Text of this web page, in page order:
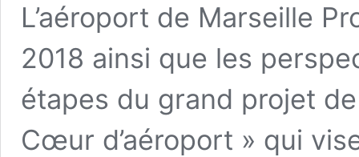
L’aéroport de Marseille
2018 ainsi que les
étapes du grand projet
Cœur d’aéroport » qui